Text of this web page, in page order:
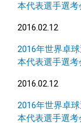
本代表選手選考
2016.02.12
2016年世界卓
本代表選手選考
2016.02.12
2016年世界卓
本代表選手選考